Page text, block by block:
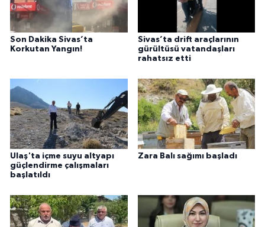
Son Dakika Sivas’ta
Korkutan Yangın!
Sivas’ta drift araçlarının
gürültüsü vatandaşları
rahatsız etti
Ulaş'ta içme suyu altyapı
güçlendirme çalışmaları
başlatıldı
Zara Balı sağımı başladı